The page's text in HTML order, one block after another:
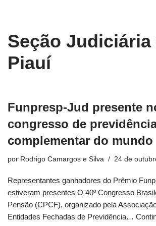
para
conteúdo
Seção Judiciária
Piauí
Funpresp-Jud presente
congresso de
complementar do mundo
por Rodrigo Camargos e Silva 24 de
Representantes ganhadores do Prêmio
estiveram presentes O 40º Congresso
Pensão (CPCF), organizado pela
Entidades Fechadas de Previdência…